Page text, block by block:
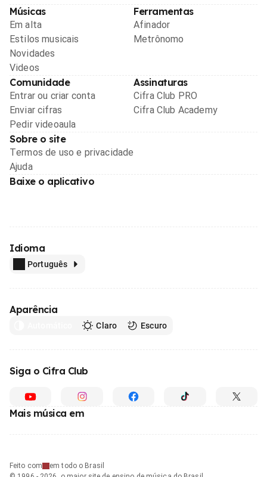
Músicas
Em alta
Estilos musicais
Novidades
Videos
Ferramentas
Afinador
Metrônomo
Comunidade
Entrar ou criar conta
Enviar cifras
Pedir videoaula
Assinaturas
Cifra Club PRO
Cifra Club Academy
Sobre o site
Termos de uso e privacidade
Ajuda
Baixe o aplicativo
Idioma
Português
Aparência
Claro Escuro
Siga o Cifra Club
Mais música em
Feito com
em todo o Brasil